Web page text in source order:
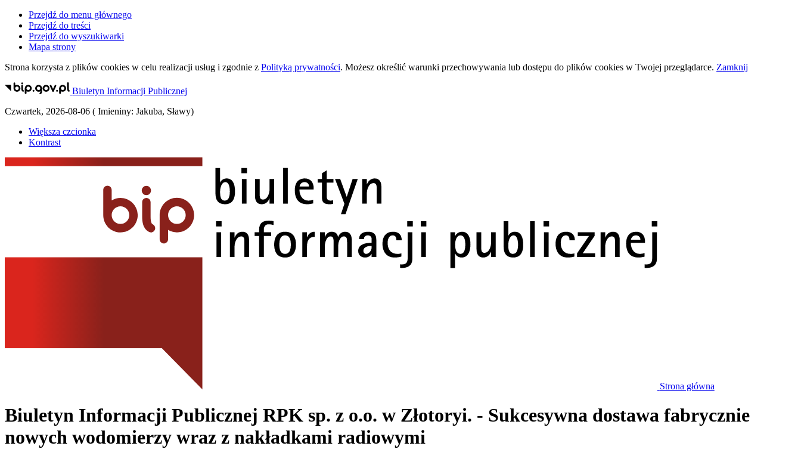
Przejdź do menu głównego
Przejdź do treści
Przejdź do wyszukiwarki
Mapa strony
Strona korzysta z plików cookies w celu realizacji usług i zgodnie z Polityką prywatności. Możesz określić warunki przechowywania lub dostępu do plików cookies w Twojej przeglądarce. Zamknij
Biuletyn Informacji Publicznej
Czwartek, 2026-08-06 ( Imieniny: Jakuba, Sławy)
Większa czcionka
Kontrast
Strona główna
Biuletyn Informacji Publicznej RPK sp. z o.o. w Złotoryi. - Sukcesywna dostawa fabrycznie
nowych wodomierzy wraz z nakładkami radiowymi